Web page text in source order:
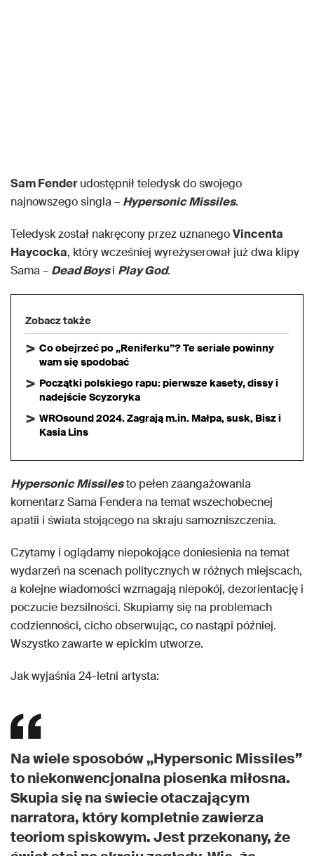
Sam Fenderudostępnił teledysk do swojego
najnowszego singla – Hypersonic Missiles.
Teledysk został nakręcony przez uznanegoVincenta
Haycocka, który wcześniej wyreżyserował już dwa klipy
Sama – Dead Boysi Play God.
Zobacz także
Co obejrzeć po „Reniferku”? Te seriale powinny
wam się spodobać
Początki polskiego rapu: pierwsze kasety, dissy i
nadejście Scyzoryka
WROsound 2024. Zagrają m.in. Małpa, susk, Bisz i
Kasia Lins
Hypersonic Missilesto pełen zaangażowania
komentarz Sama Fendera na temat wszechobecnej
apatii i świata stojącego na skraju samozniszczenia.
Czytamy i oglądamy niepokojące doniesienia na temat
wydarzeń na scenach politycznych w różnych miejscach,
a kolejne wiadomości wzmagają niepokój, dezorientację i
poczucie bezsilności. Skupiamy się na problemach
codzienności, cicho obserwując, co nastąpi później.
Wszystko zawarte w epickim utworze.
Jak wyjaśnia 24-letni artysta:
Na wiele sposobów „Hypersonic Missiles”
to niekonwencjonalna piosenka miłosna.
Skupia się na świecie otaczającym
narratora, który kompletnie zawierza
teoriom spiskowym. Jest przekonany, że